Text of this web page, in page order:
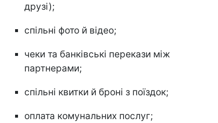
друзі);
спільні фото й відео;
чеки та банківські перекази між
партнерами;
спільні квитки й броні з поїздок;
оплата комунальних послуг;